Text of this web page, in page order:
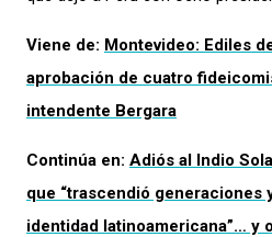
Viene de: Montevideo: Ediles
aprobación de cuatro
intendente Bergara
Continúa en: Adiós al Indio
que “trascendió generaciones
identidad latinoamericana”… y